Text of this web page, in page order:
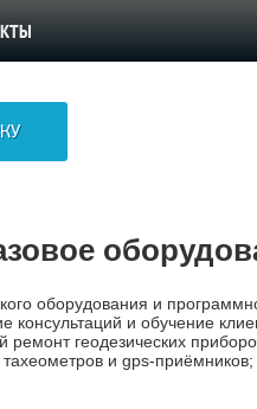
оборудования и
и обучение
геодезических
и gps-